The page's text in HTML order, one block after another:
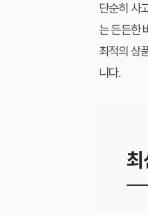
단순히 사
는 든든한
최적의 상
니다.
최